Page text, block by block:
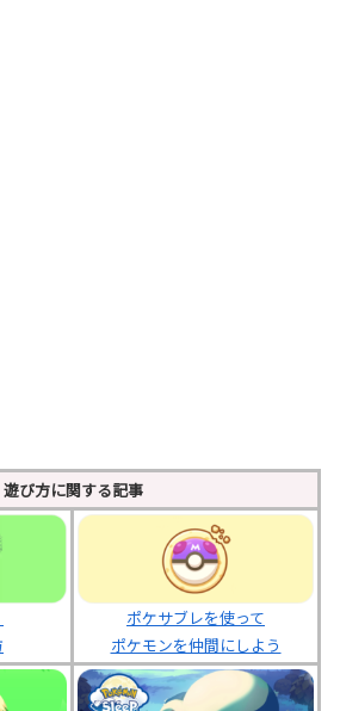
遊び方に関する記事
ポケサブレを使って
ポケモンを仲間にしよう